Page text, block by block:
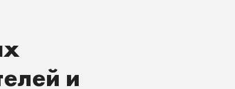
и